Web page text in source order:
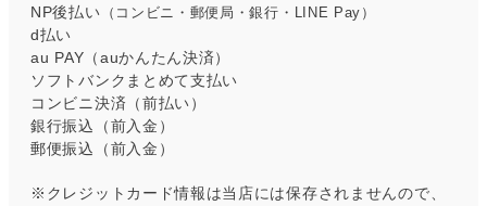
NP後払い （コンビニ・郵便局・銀行・LINE Pay）
d払い
au PAY（auかんたん決済）
ソフトバンクまとめて支払い
コンビニ決済（前払い）
銀行振込（前入金）
郵便振込（前入金）
※クレジットカード情報は当店には保存されませんので、